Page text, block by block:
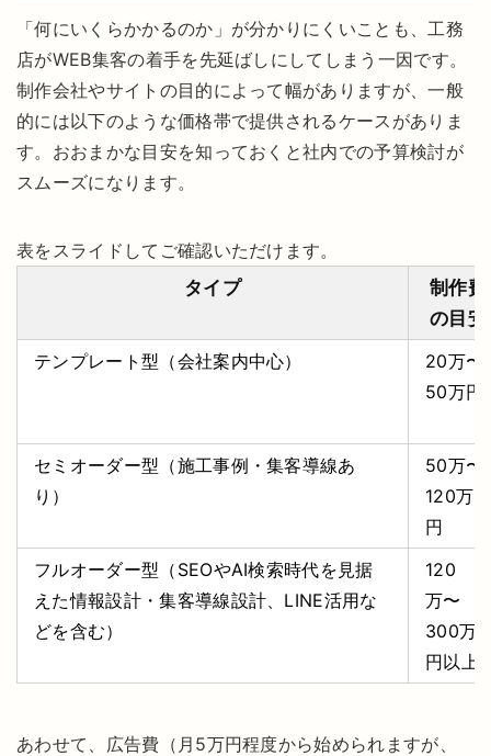
「何にいくらかかるのか」が分かりにくいことも、工務
店がWEB集客の着手を先延ばしにしてしまう一因です。
制作会社やサイトの目的によって幅がありますが、一般
的には以下のような価格帯で提供されるケースがありま
す。おおまかな目安を知っておくと社内での予算検討が
スムーズになります。
表をスライドしてご確認いただけます。
タイプ
制作費
の目安
テンプレート型（会社案内中心）
20万〜
50万円
セミオーダー型（施工事例・集客導線あ
り）
50万〜
120万
円
フルオーダー型（SEOやAI検索時代を見据
えた情報設計・集客導線設計、LINE活用な
どを含む）
120
万〜
300万
円以上
あわせて、広告費（月5万円程度から始められますが、